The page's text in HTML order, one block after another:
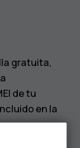
gratuita,
de tu
en la